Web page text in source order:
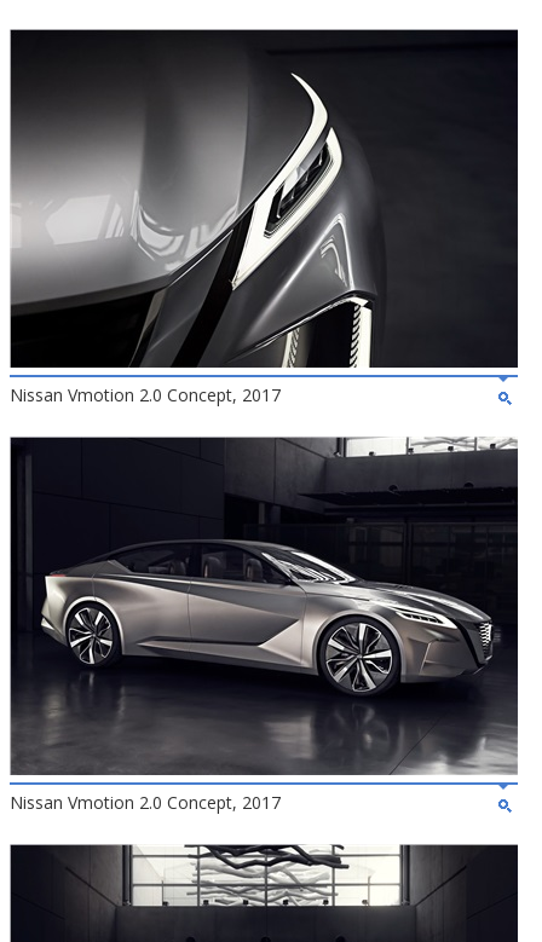
Nissan Vmotion 2.0 Concept, 2017
Nissan Vmotion 2.0 Concept, 2017